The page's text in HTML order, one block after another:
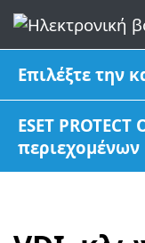
Επιλέξτε την
ESET
περιεχομένων